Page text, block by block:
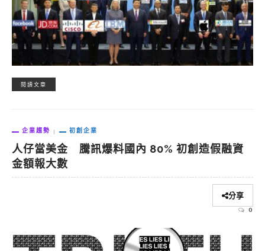
閱讀文章
企業趨勢 初創企業
人仔當美金 騰訊爆料國內 80% 初創造假融資
金額報大數
分享
0